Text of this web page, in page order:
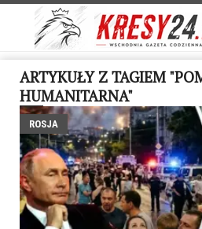
ARTYKUŁY Z TAGIEM
HUMANITARNA"
ROSJA